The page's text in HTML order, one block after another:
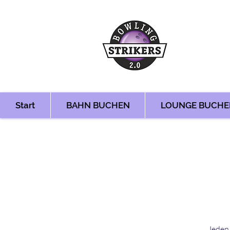
Start BAHN BUCHEN LOUNGE